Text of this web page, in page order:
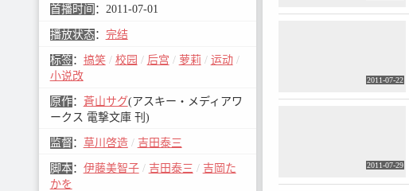
首播时间 ： 2011-07-01
播放状态： 完结
标签： 搞笑 / 校园 / 后宫 / 萝莉 / 运动 /
小说改
原作： 蒼山サグ(アスキー・メディアワ
ークス 電撃文庫 刊)
监督 ： 草川啓造 / 吉田泰三
脚本： 伊藤美智子 / 吉田泰三 / 吉岡た
かを
2011-07-22
2011-07-29